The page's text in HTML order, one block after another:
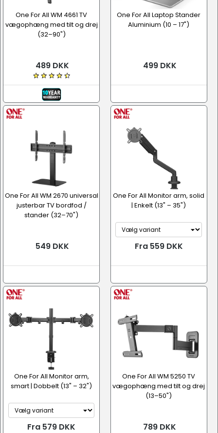
One For All WM 4661 TV
vægophæng med tilt og drej
(32–90")
489 DKK
One For All Laptop Stander
Aluminium (10 – 17")
499 DKK
One For All WM 2670 universal
justerbar TV bordfod /
stander (32–70")
549 DKK
One For All Monitor arm, solid
| Enkelt (13" – 35")
Fra 559 DKK
One For All Monitor arm,
smart | Dobbelt (13" – 32")
Fra 579 DKK
One For All WM 5250 TV
vægophæng med tilt og drej
(13–50")
789 DKK